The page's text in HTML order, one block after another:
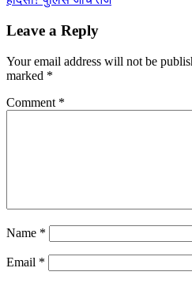
Leave a Reply
Your email address will not be
marked *
Comment *
Name *
Email *